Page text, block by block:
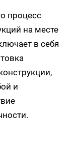
процесс
на месте
в себя
и